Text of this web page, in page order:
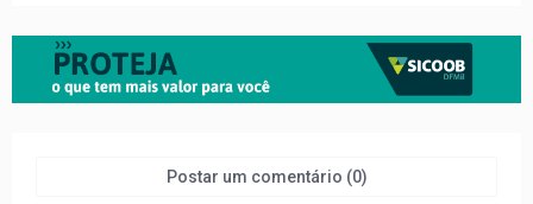
Postar um comentário (0)